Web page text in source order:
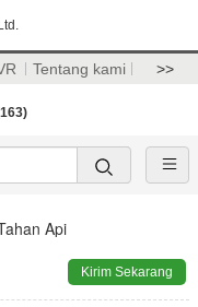
Tentang kami >>
Api
Kirim Sekarang